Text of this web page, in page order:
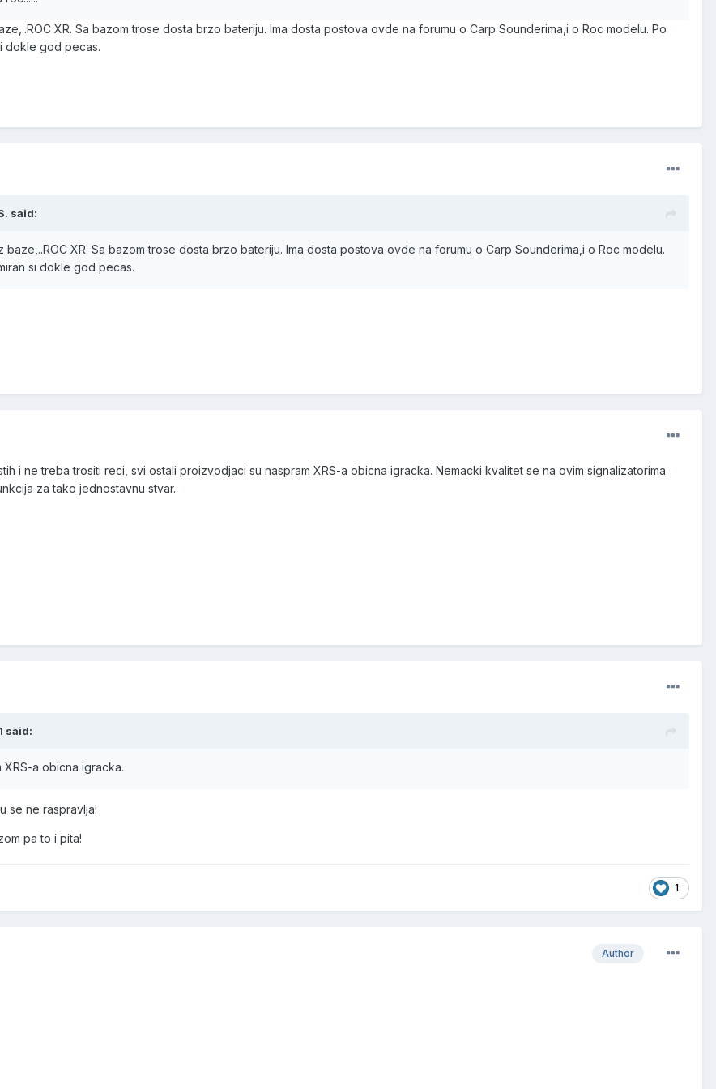
XR. Sa bazom trose dosta brzo bateriju. Ima dosta postova ovde na forumu o Carp Sounderima,i o Roc modelu. Po
dokle god pecas.
said:
XR. Sa bazom trose dosta brzo bateriju. Ima dosta postova ovde na forumu o Carp Sounderima,i o Roc modelu.
si dokle god pecas.
i ne treba trositi reci, svi ostali proizvodjaci su naspram XRS-a obicna igracka. Nemacki kvalitet se na ovim signalizatorima
za tako jednostavnu stvar.
said:
a obicna igracka.
se ne raspravlja!
pa to i pita!
1
Author